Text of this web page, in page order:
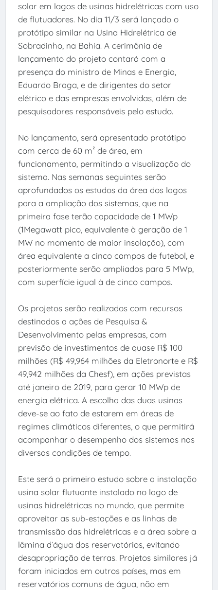
solar em lagos de usinas hidrelétricas com uso
de flutuadores. No dia 11/3 será lançado o
protótipo similar na Usina Hidrelétrica de
Sobradinho, na Bahia. A cerimônia de
lançamento do projeto contará com a
presença do ministro de Minas e Energia,
Eduardo Braga, e de dirigentes do setor
elétrico e das empresas envolvidas, além de
pesquisadores responsáveis pelo estudo.
No lançamento, será apresentado protótipo
com cerca de 60 m² de área, em
funcionamento, permitindo a visualização do
sistema. Nas semanas seguintes serão
aprofundados os estudos da área dos lagos
para a ampliação dos sistemas, que na
primeira fase terão capacidade de 1 MWp
(1Megawatt pico, equivalente à geração de 1
MW no momento de maior insolação), com
área equivalente a cinco campos de futebol, e
posteriormente serão ampliados para 5 MWp,
com superfície igual à de cinco campos.
Os projetos serão realizados com recursos
destinados a ações de Pesquisa &
Desenvolvimento pelas empresas, com
previsão de investimentos de quase R$ 100
milhões (R$ 49,964 milhões da Eletronorte e R$
49,942 milhões da Chesf), em ações previstas
até janeiro de 2019, para gerar 10 MWp de
energia elétrica. A escolha das duas usinas
deve-se ao fato de estarem em áreas de
regimes climáticos diferentes, o que permitirá
acompanhar o desempenho dos sistemas nas
diversas condições de tempo.
Este será o primeiro estudo sobre a instalação
usina solar flutuante instalado no lago de
usinas hidrelétricas no mundo, que permite
aproveitar as sub-estações e as linhas de
transmissão das hidrelétricas e a área sobre a
lâmina d’água dos reservatórios, evitando
desapropriação de terras. Projetos similares já
foram iniciados em outros países, mas em
reservatórios comuns de água, não em